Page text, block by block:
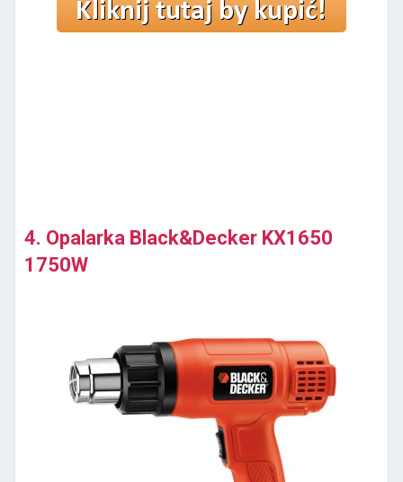
4. Opalarka Black&Decker KX1650
1750W